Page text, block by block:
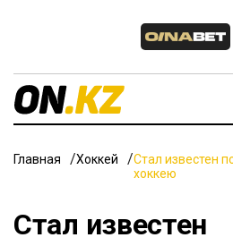
Главная Хоккей
Стал известен
хоккею
Стал известен